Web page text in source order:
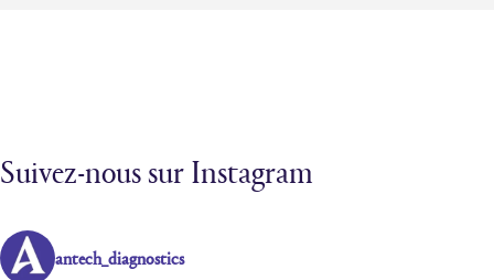
Suivez-nous sur Instagram
antech_diagnostics